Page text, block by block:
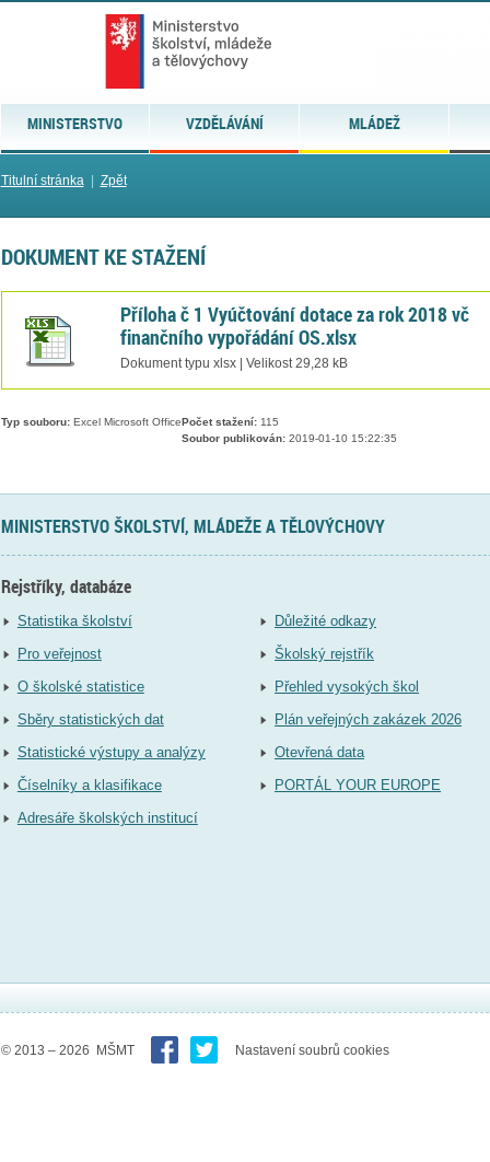
MINISTERSTVO VZDĚLÁVÁNÍ MLÁDEŽ
Titulní stránka| Zpět
DOKUMENT KE STAŽENÍ
Příloha č 1 Vyúčtování dotace za rok 2018 vč
finančního vypořádání OS.xlsx
Dokument typu xlsx | Velikost 29,28 kB
Typ souboru:Excel Microsoft Office Počet stažení:115
Soubor publikován:2019-01-10 15:22:35
MINISTERSTVO ŠKOLSTVÍ, MLÁDEŽE A TĚLOVÝCHOVY
Rejstříky, databáze
Statistika školství
Pro veřejnost
O školské statistice
Sběry statistických dat
Statistické výstupy a analýzy
Číselníky a klasifikace
Adresáře školských institucí
Důležité odkazy
Školský rejstřík
Přehled vysokých škol
Plán veřejných zakázek 2026
Otevřená data
PORTÁL YOUR EUROPE
© 2013 – 2026 MŠMT Nastavení soubrů cookies